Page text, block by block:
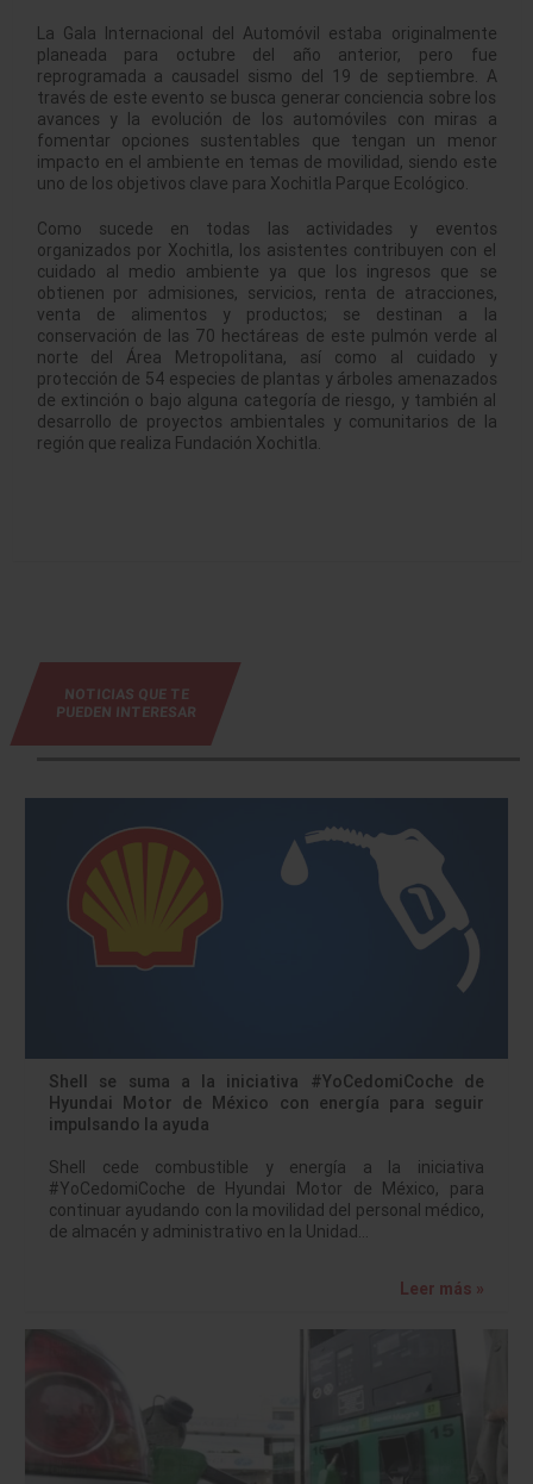
La Gala Internacional del Automóvil estaba originalmente
planeada para octubre del año anterior, pero fue
reprogramada a causadel sismo del 19 de septiembre. A
través de este evento se busca generar conciencia sobre los
avances y la evolución de los automóviles con miras a
fomentar opciones sustentables que tengan un menor
impacto en el ambiente en temas de movilidad, siendo este
uno de los objetivos clave para Xochitla Parque Ecológico.
Como sucede en todas las actividades y eventos
organizados por Xochitla, los asistentes contribuyen con el
cuidado al medio ambiente ya que los ingresos que se
obtienen por admisiones, servicios, renta de atracciones,
venta de alimentos y productos; se destinan a la
conservación de las 70 hectáreas de este pulmón verde al
norte del Área Metropolitana, así como al cuidado y
protección de 54 especies de plantas y árboles amenazados
de extinción o bajo alguna categoría de riesgo, y también al
desarrollo de proyectos ambientales y comunitarios de la
región que realiza Fundación Xochitla.
NOTICIAS QUE TE
PUEDEN INTERESAR
Shell se suma a la iniciativa #YoCedomiCoche de
Hyundai Motor de México con energía para seguir
impulsando la ayuda
Shell cede combustible y energía a la iniciativa
#YoCedomiCoche de Hyundai Motor de México, para
continuar ayudando con la movilidad del personal médico,
de almacén y administrativo en la Unidad…
Leer más »